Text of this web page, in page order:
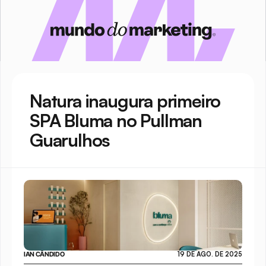
Natura inaugura primeiro
SPA Bluma no Pullman
Guarulhos
IAN CÂNDIDO 19 DE AGO. DE 2025